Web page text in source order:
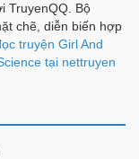
TruyenQQ. Bộ
chẽ, diễn biến hợp
tạo nên sức hút
truyện Girl And
tại nettruyen